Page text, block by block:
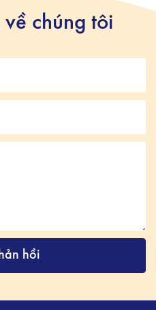
về chúng tôi
hồi